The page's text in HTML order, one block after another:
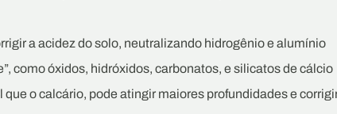
a acidez do solo, neutralizando hidrogênio e alumínio
como óxidos, hidróxidos, carbonatos, e silicatos de cálcio
o calcário, pode atingir maiores profundidades e